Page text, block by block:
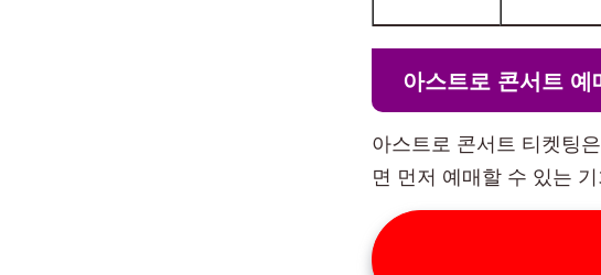
아스트로 콘서트 예
아스트로 콘서트 티켓팅
면 먼저 예매할 수 있는